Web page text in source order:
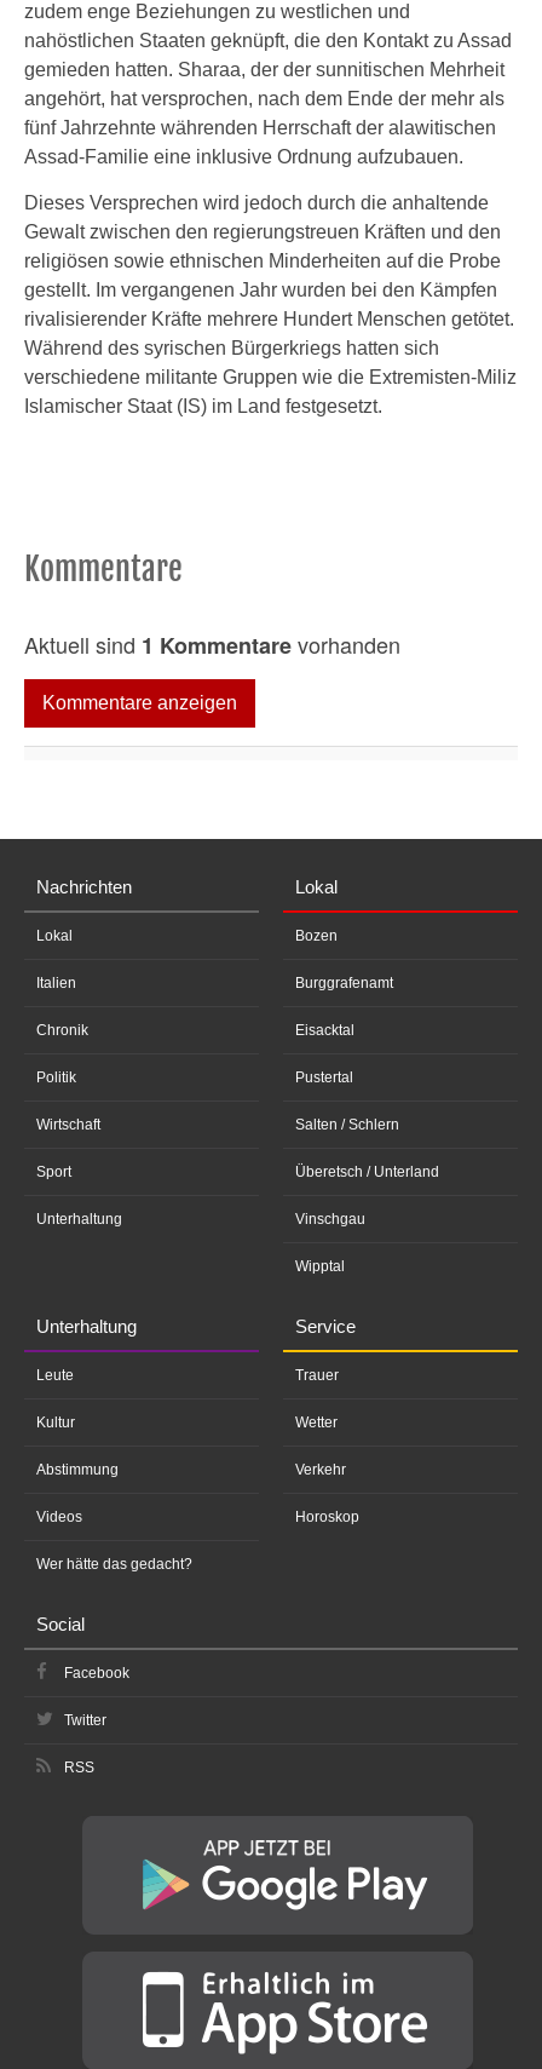
zudem enge Beziehungen zu westlichen und
nahöstlichen Staaten geknüpft, die den Kontakt zu Assad
gemieden hatten. Sharaa, der der sunnitischen Mehrheit
angehört, hat versprochen, nach dem Ende der mehr als
fünf Jahrzehnte währenden Herrschaft der alawitischen
Assad-Familie eine inklusive Ordnung aufzubauen.
Dieses Versprechen wird jedoch durch die anhaltende
Gewalt zwischen den regierungstreuen Kräften und den
religiösen sowie ethnischen Minderheiten auf die Probe
gestellt. Im vergangenen Jahr wurden bei den Kämpfen
rivalisierender Kräfte mehrere Hundert Menschen getötet.
Während des syrischen Bürgerkriegs hatten sich
verschiedene militante Gruppen wie die Extremisten-Miliz
Islamischer Staat (IS) im Land festgesetzt.
Kommentare
Aktuell sind 1 Kommentarevorhanden
Kommentare anzeigen
Nachrichten
Lokal
Italien
Chronik
Politik
Wirtschaft
Sport
Unterhaltung
Lokal
Bozen
Burggrafenamt
Eisacktal
Pustertal
Salten / Schlern
Überetsch / Unterland
Vinschgau
Wipptal
Unterhaltung
Leute
Kultur
Abstimmung
Videos
Wer hätte das gedacht?
Service
Trauer
Wetter
Verkehr
Horoskop
Social
Facebook
Twitter
RSS